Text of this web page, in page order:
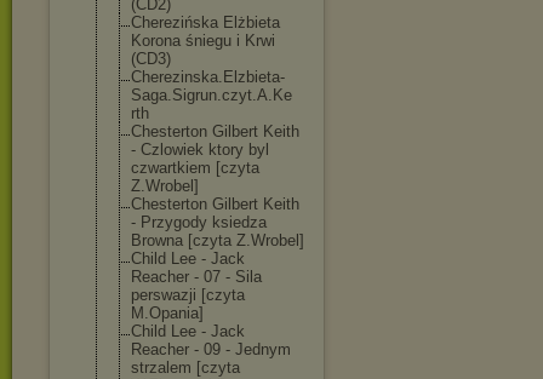
(CD2)
Cherezińska Elżbieta
Korona śniegu i Krwi
(CD3)
Cherezinska.El zbieta-
Saga.Sigrun.czyt.A.Ke
rth
Chesterton Gilbert Keith
- Czlowiek ktory byl
czwartkiem [czyta
Z.Wrobel]
Chesterton Gilbert Keith
- Przygody ksiedza
Browna [czyta Z.Wrobel]
Child Lee - Jack
Reacher - 07 - Sila
perswazji [czyta
M.Opania]
Child Lee - Jack
Reacher - 09 - Jednym
strzalem [czyta